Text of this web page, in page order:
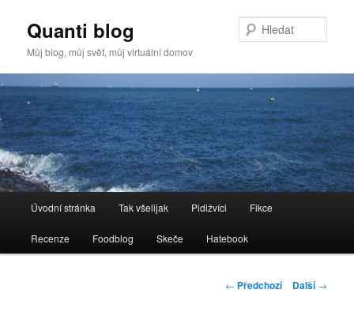
Quanti blog
Můj blog, můj svět, můj virtuální domov
navigační
Přejít
k
Úvodní stránka Tak všelijak Pidižvíci Fikce
Recenze Foodblog Skeče Hatebook
Navigace
← Předchozí Další→